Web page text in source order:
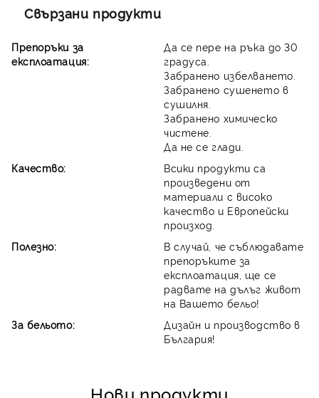
Свързани продукти
Препоръки за
експлоатация:
Да се пере на ръка до 30
градуса.
Забранено избелването.
Забранено сушенето в
сушилня.
Забранено химическо
чистене.
Да не се глади.
Качество:
Всики продукти са
произведени от
материали с високо
качество и Европейски
произход.
Полезно:
В случай, че съблюдавате
препоръките за
експлоатация, ще се
радвате на дълъг живот
на Вашето бельо!
За бельото:
Дизайн и производство в
България!